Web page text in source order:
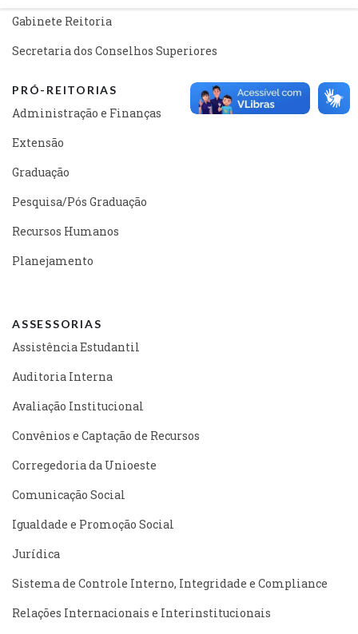
Gabinete Reitoria
Secretaria dos Conselhos Superiores
PRÓ-REITORIAS
Administração e Finanças
Extensão
Graduação
Pesquisa/Pós Graduação
Recursos Humanos
Planejamento
ASSESSORIAS
Assistência Estudantil
Auditoria Interna
Avaliação Institucional
Convênios e Captação de Recursos
Corregedoria da Unioeste
Comunicação Social
Igualdade e Promoção Social
Jurídica
Sistema de Controle Interno, Integridade e Compliance
Relações Internacionais e Interinstitucionais